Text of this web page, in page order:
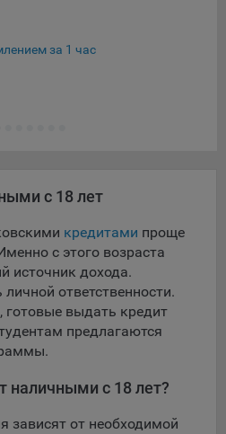
за 1 час
с 18 лет
кредитами проще
с этого возраста
источник дохода.
ответственности.
готовые выдать кредит
предлагаются
наличными с 18 лет?
зависят от необходимой